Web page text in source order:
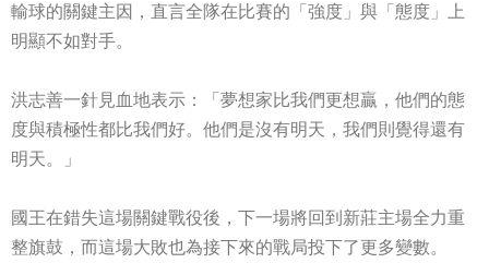
輸球的關鍵主因，直言全隊在比賽的「強度」與「態度」上
明顯不如對手。
洪志善一針見血地表示：「夢想家比我們更想贏，他們的態
度與積極性都比我們好。他們是沒有明天，我們則覺得還有
明天。」
國王在錯失這場關鍵戰役後，下一場將回到新莊主場全力重
整旗鼓，而這場大敗也為接下來的戰局投下了更多變數。